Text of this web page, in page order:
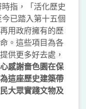
指，「活化歷史
已踏入第十五個
用政府擁有的歷
。這些項目為各
供更多好去處，
感謝嗇色園在保
這座歷史建築帶
大眾實踐文物及